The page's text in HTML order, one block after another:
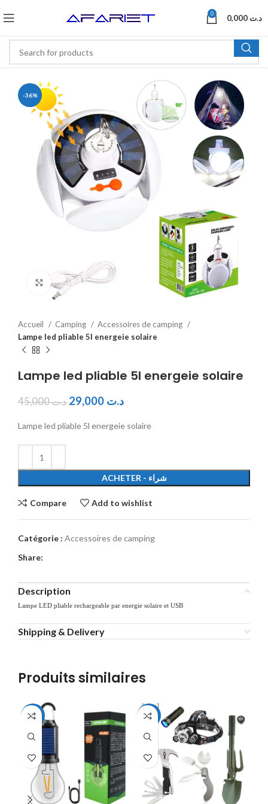
0 د.ت
-36%
Click to enlarge
Accueil Camping
Accessoires de camping
Lampe led pliable 5l energeie solaire
Lampe led pliable 5l energeie solaire
د.ت45,000 د.ت
Lampe led pliable 5l energeie solaire
ACHETER - شراء
Compare Add to wishlist
Catégorie : Accessoires de camping
Share:
Description
Lampe LED pliable rechargeable par energie solaire et USB
Shipping & Delivery
Produits similaires
-41% -31%